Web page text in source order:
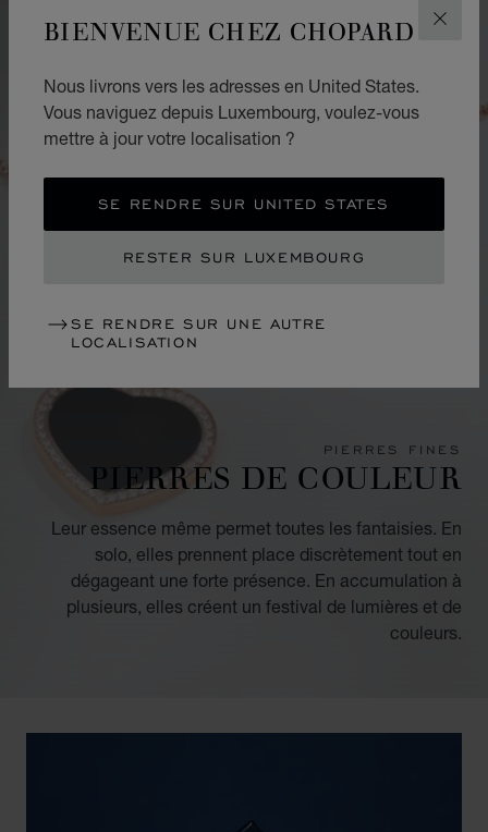
BIENVENUE CHEZ CHOPARD
Nous livrons vers les adresses en United States.
Vous naviguez depuis Luxembourg, voulez-vous
mettre à jour votre localisation ?
SE RENDRE SUR UNITED STATES
RESTER SUR LUXEMBOURG
SE RENDRE SUR UNE AUTRE
LOCALISATION
PIERRES FINES
PIERRES DE COULEUR
Leur essence même permet toutes les fantaisies. En
solo, elles prennent place discrètement tout en
dégageant une forte présence. En accumulation à
plusieurs, elles créent un festival de lumières et de
couleurs.